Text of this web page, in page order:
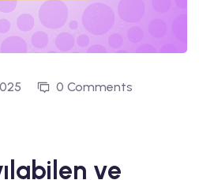
0 Comments
ve